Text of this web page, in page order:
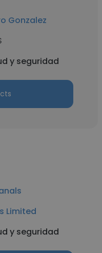
Gonzalez
y seguridad
Limited
y seguridad